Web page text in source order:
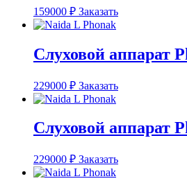
159000 ₽ Заказать
Слуховой аппарат
229000 ₽ Заказать
Слуховой аппарат
229000 ₽ Заказать